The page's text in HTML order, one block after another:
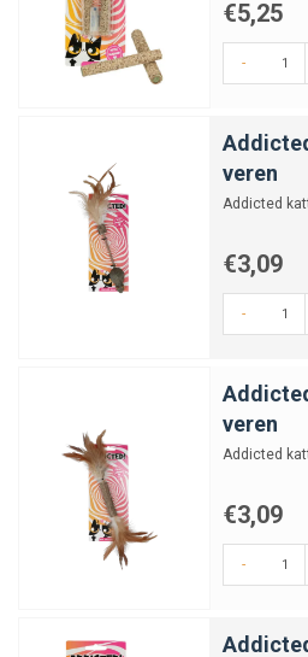
€5,25
-
veren
Addicted
€3,09
-
veren
Addicted
€3,09
-